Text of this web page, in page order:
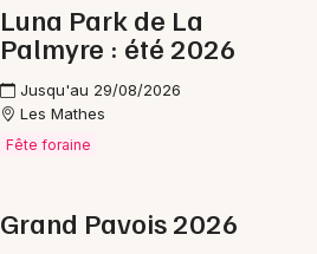
Luna Park de La
Palmyre : été 2026
Jusqu'au 29/08/2026
Les Mathes
Fête foraine
Grand Pavois 2026